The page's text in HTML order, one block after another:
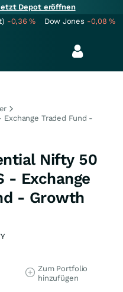
Depot eröffnen
-0,36% Dow Jones -0,08%
Exchange Traded Fund -
Nifty 50
- Exchange
- Growth
Zum Portfolio
hinzufügen